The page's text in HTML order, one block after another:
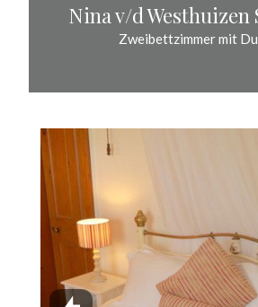
Nina v/d Westhuizen
Zweibettzimmer mit